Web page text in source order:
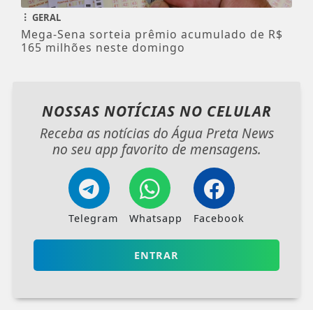
GERAL
Mega-Sena sorteia prêmio acumulado de R$
165 milhões neste domingo
NOSSAS NOTÍCIAS NO CELULAR
Receba as notícias do Água Preta News
no seu app favorito de mensagens.
Telegram Whatsapp Facebook
ENTRAR